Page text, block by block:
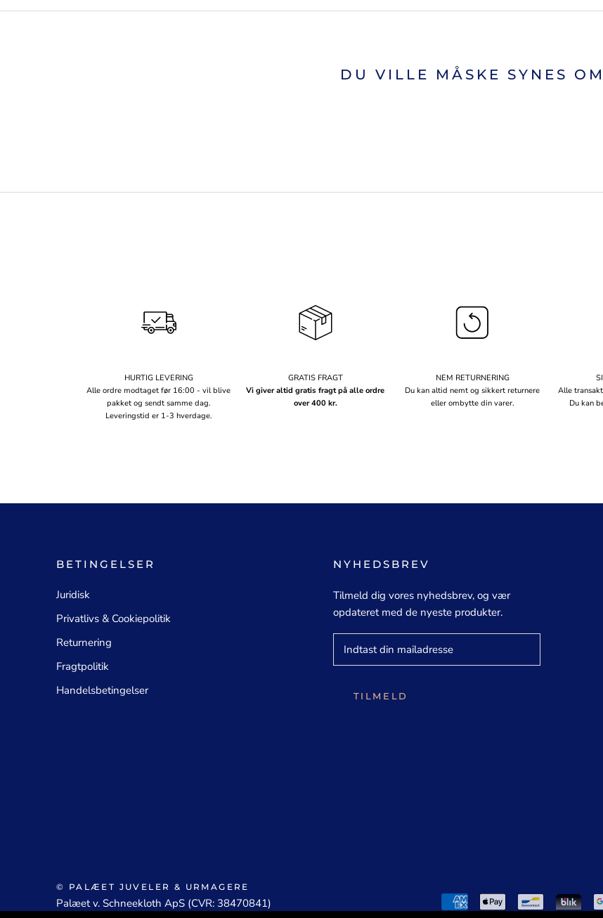
DU VILLE MÅSKE SYNES OM
HURTIG LEVERING
Alle ordre modtaget før 16:00 - vil blive
pakket og sendt samme dag.
Leveringstid er 1-3 hverdage.
GRATIS FRAGT
Vi giver altid gratis fragt på alle ordre
over 400 kr.
NEM RETURNERING
Du kan altid nemt og sikkert returnere
eller ombytte din varer.
Alle
Du kan
BETINGELSER
Juridisk
Privatlivs & Cookiepolitik
Returnering
Fragtpolitik
Handelsbetingelser
NYHEDSBREV
Tilmeld dig vores nyhedsbrev, og vær
opdateret med de nyeste produkter.
TILMELD
© PALÆET JUVELER & URMAGERE
Palæet v. Schneekloth ApS (CVR: 38470841)